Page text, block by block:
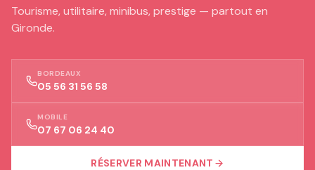
Tourisme, utilitaire, minibus, prestige — partout en
Gironde.
BORDEAUX
05 56 31 56 58
MOBILE
07 67 06 24 40
RÉSERVER MAINTENANT